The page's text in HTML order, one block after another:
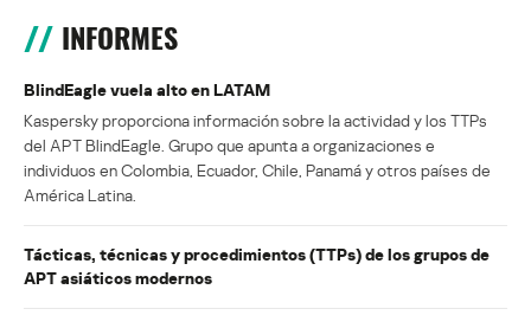
INFORMES
BlindEagle vuela alto en LATAM
Kaspersky proporciona información sobre la actividad y los TTPs
del APT BlindEagle. Grupo que apunta a organizaciones e
individuos en Colombia, Ecuador, Chile, Panamá y otros países de
América Latina.
Tácticas, técnicas y procedimientos (TTPs) de los grupos de
APT asiáticos modernos